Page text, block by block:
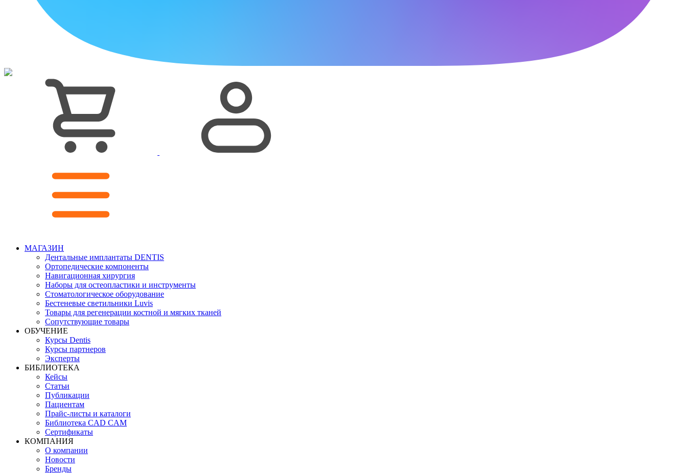
МАГАЗИН
Дентальные имплантаты DENTIS
Ортопедические компоненты
Навигационная хирургия
Наборы для остеопластики и инструменты
Стоматологическое оборудование
Бестеневые светильники Luvis
Товары для регенерации костной и мягких тканей
Сопутствующие товары
ОБУЧЕНИЕ
Курсы Dentis
Курсы партнеров
Эксперты
БИБЛИОТЕКА
Кейсы
Статьи
Публикации
Пациентам
Прайс-листы и каталоги
Библиотека CAD CAM
Сертификаты
КОМПАНИЯ
О компании
Новости
Бренды